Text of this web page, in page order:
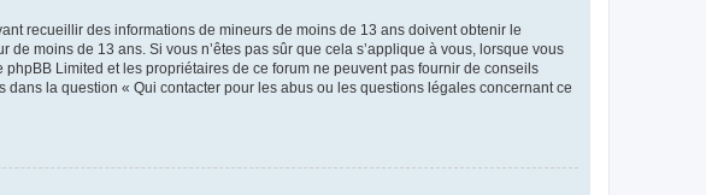
recueillir des informations de mineurs de moins de 13 ans doivent obtenir le
moins de 13 ans. Si vous n’êtes pas sûr que cela s’applique à vous, lorsque vous
Limited et les propriétaires de ce forum ne peuvent pas fournir de conseils
la question « Qui contacter pour les abus ou les questions légales concernant ce